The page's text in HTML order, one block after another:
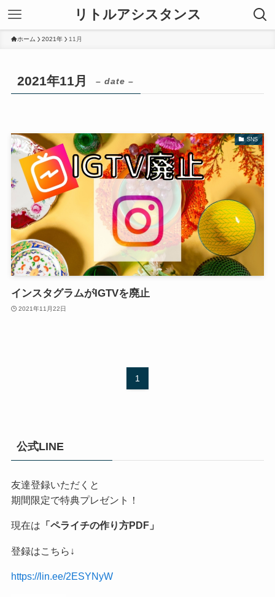
リトルアシスタンス
ホーム 2021年 11月
2021年11月 – date –
SNS
インスタグラムがIGTVを廃止
2021年11月22日
1
公式LINE
友達登録いただくと
期間限定で特典プレゼント！
現在は 「ペライチの作り方PDF」
登録はこちら↓
https://lin.ee/2ESYNyW